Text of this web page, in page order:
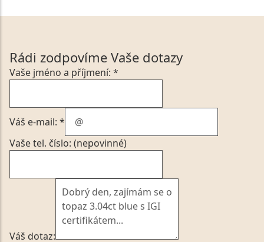
Rádi zodpovíme Vaše dotazy
Vaše jméno a příjmení: *
Váš e-mail: *
Vaše tel. číslo: (nepovinné)
Váš dotaz: